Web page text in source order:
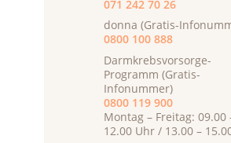
071 242 70 26
donna (Gratis-
0800 100 888
Darmkrebsvorsorge-
Programm (Gratis-
Infonummer)
0800 119 900
Montag – Freitag: 09.00
12.00 Uhr / 13.00 –